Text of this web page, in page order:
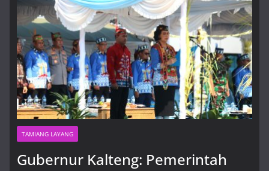
TAMIANG LAYANG
Gubernur Kalteng: Pemerintah